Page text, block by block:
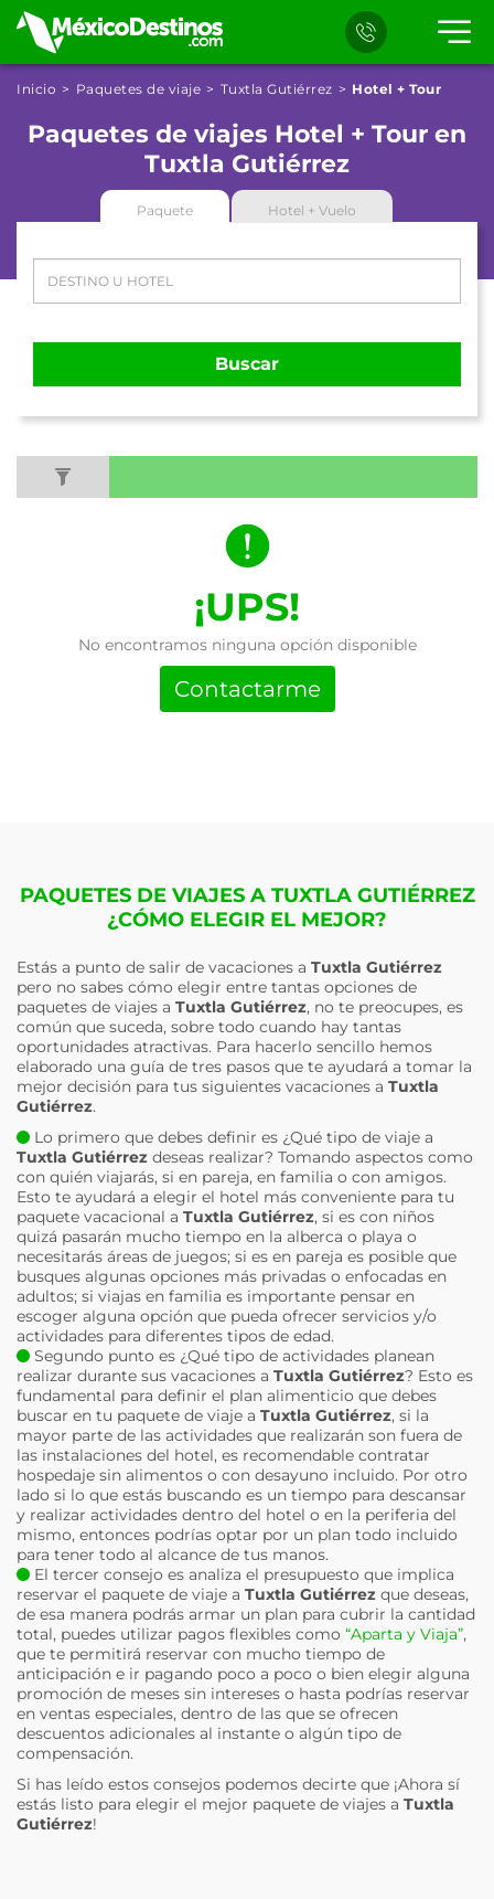
Inicio Paquetes de viaje Tuxtla Gutiérrez Hotel + Tour
Paquetes de viajes Hotel + Tour en
Tuxtla Gutiérrez
Paquete Hotel + Vuelo
Buscar
¡UPS!
No encontramos ninguna opción disponible
Contactarme
PAQUETES DE VIAJES A TUXTLA GUTIÉRREZ
¿CÓMO ELEGIR EL MEJOR?
Estás a punto de salir de vacaciones a Tuxtla Gutiérrez
pero no sabes cómo elegir entre tantas opciones de
paquetes de viajes a Tuxtla Gutiérrez, no te preocupes, es
común que suceda, sobre todo cuando hay tantas
oportunidades atractivas. Para hacerlo sencillo hemos
elaborado una guía de tres pasos que te ayudará a tomar la
mejor decisión para tus siguientes vacaciones a Tuxtla
Gutiérrez.
Lo primero que debes definir es ¿Qué tipo de viaje a
Tuxtla Gutiérrez deseas realizar? Tomando aspectos como
con quién viajarás, si en pareja, en familia o con amigos.
Esto te ayudará a elegir el hotel más conveniente para tu
paquete vacacional a Tuxtla Gutiérrez, si es con niños
quizá pasarán mucho tiempo en la alberca o playa o
necesitarás áreas de juegos; si es en pareja es posible que
busques algunas opciones más privadas o enfocadas en
adultos; si viajas en familia es importante pensar en
escoger alguna opción que pueda ofrecer servicios y/o
actividades para diferentes tipos de edad.
Segundo punto es ¿Qué tipo de actividades planean
realizar durante sus vacaciones a Tuxtla Gutiérrez? Esto es
fundamental para definir el plan alimenticio que debes
buscar en tu paquete de viaje a Tuxtla Gutiérrez, si la
mayor parte de las actividades que realizarán son fuera de
las instalaciones del hotel, es recomendable contratar
hospedaje sin alimentos o con desayuno incluido. Por otro
lado si lo que estás buscando es un tiempo para descansar
y realizar actividades dentro del hotel o en la periferia del
mismo, entonces podrías optar por un plan todo incluido
para tener todo al alcance de tus manos.
El tercer consejo es analiza el presupuesto que implica
reservar el paquete de viaje a Tuxtla Gutiérrez que deseas,
de esa manera podrás armar un plan para cubrir la cantidad
total, puedes utilizar pagos flexibles como “Aparta y Viaja”,
que te permitirá reservar con mucho tiempo de
anticipación e ir pagando poco a poco o bien elegir alguna
promoción de meses sin intereses o hasta podrías reservar
en ventas especiales, dentro de las que se ofrecen
descuentos adicionales al instante o algún tipo de
compensación.
Si has leído estos consejos podemos decirte que ¡Ahora sí
estás listo para elegir el mejor paquete de viajes a Tuxtla
Gutiérrez!